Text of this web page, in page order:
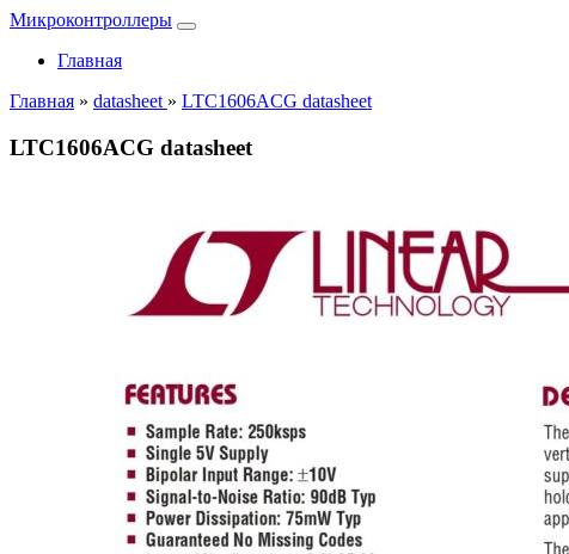
Микроконтроллеры
Главная
Главная » datasheet » LTC1606ACG datasheet
LTC1606ACG datasheet